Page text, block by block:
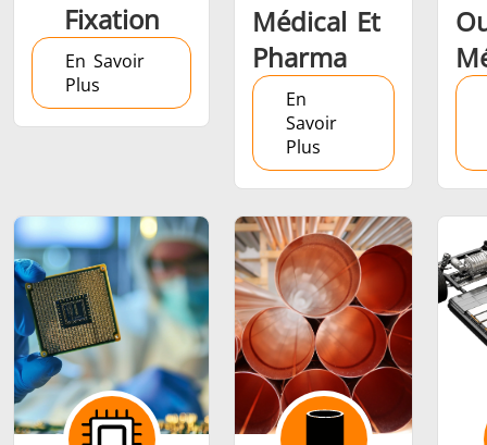
Fixation
En Savoir
Plus
Médical Et
Pharma
En
Savoir
Plus